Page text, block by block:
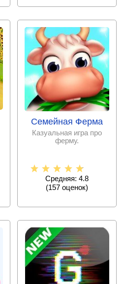
Семейная Ферма
Казуальная игра про
ферму.
Средняя: 4.8
(157 оценок)